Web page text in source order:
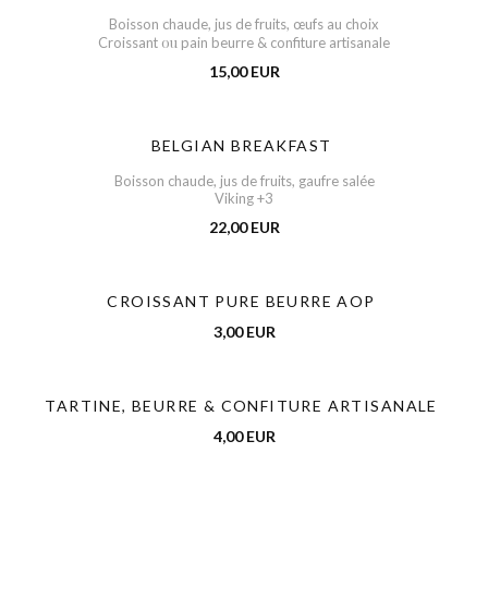
Boisson chaude, jus de fruits, œufs au choix
Croissant ou pain beurre & confiture artisanale
15,00 EUR
BELGIAN BREAKFAST
Boisson chaude, jus de fruits, gaufre salée
Viking +3
22,00 EUR
CROISSANT PURE BEURRE AOP
3,00 EUR
TARTINE, BEURRE & CONFITURE ARTISANALE
4,00 EUR